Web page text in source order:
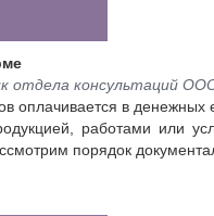
отдела консультаций
оплачивается в
работами или
порядок